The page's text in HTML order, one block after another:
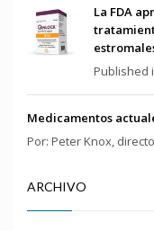
La FDA
Published
Medicamentos
Por: Peter Knox,
ARCHIVO